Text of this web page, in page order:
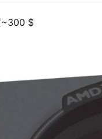
~300 $